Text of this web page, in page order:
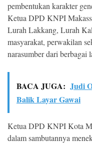
pembentukan karakter
Ketua DPD KNPI
Lurah Lakkang, Lurah
masyarakat, perwakilan
narasumber dari berbagai
BACA JUGA: Judi
Balik Layar Gawai
Ketua DPD KNPI Kota
dalam sambutannya